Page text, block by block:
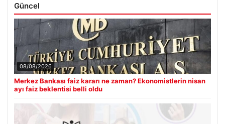
Güncel
08/08/2026
Merkez Bankası faiz kararı ne zaman? Ekonomistlerin nisan
ayı faiz beklentisi belli oldu